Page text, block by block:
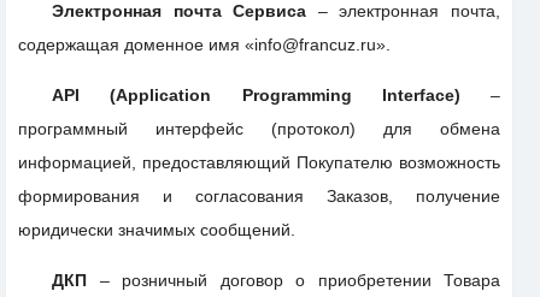
Электронная почта Сервиса – электронная почта,
содержащая доменное имя «info@francuz.ru».
API (Application Programming Interface) –
программный интерфейс (протокол) для обмена
информацией, предоставляющий Покупателю возможность
формирования и согласования Заказов, получение
юридически значимых сообщений.
ДКП – розничный договор о приобретении Товара